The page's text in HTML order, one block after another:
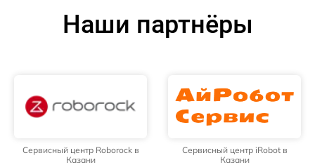
Наши партнёры
Сервисный центр Roborock в
Казани
Сервисный центр iRobot в
Казани